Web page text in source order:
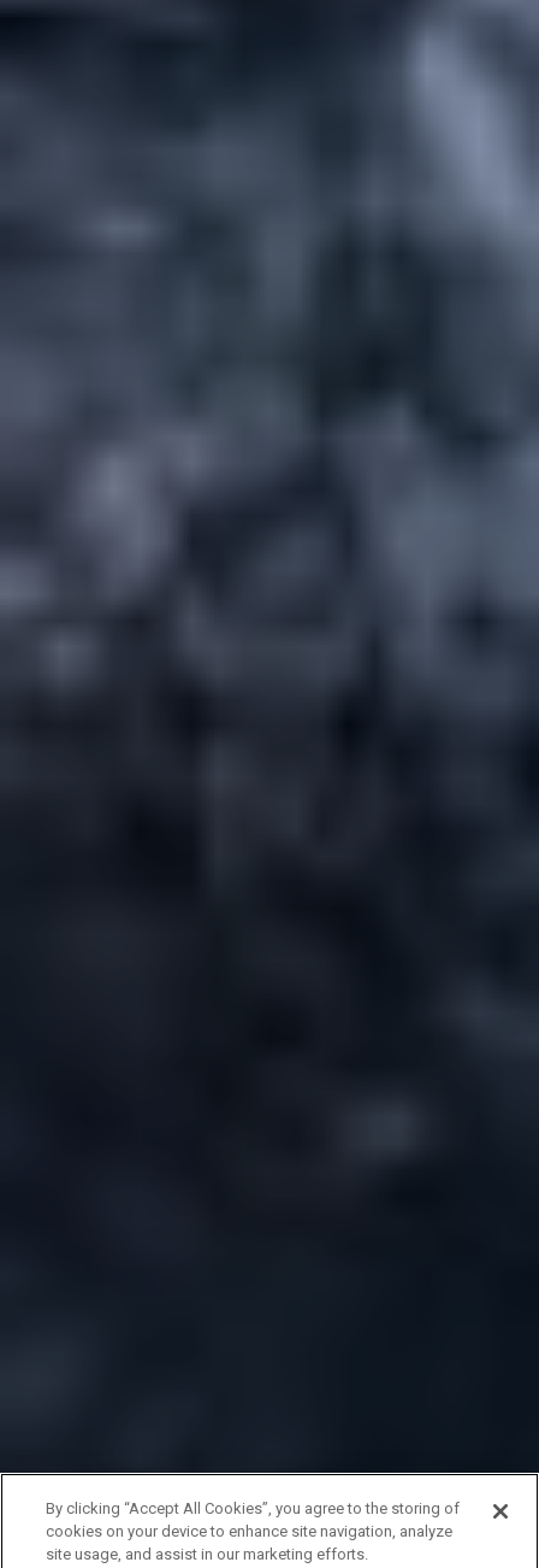
By clicking “Accept All Cookies”, you agree to the storing of
cookies on your device to enhance site navigation, analyze
site usage, and assist in our marketing efforts.